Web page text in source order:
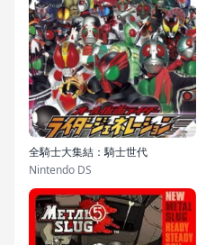
全騎士大集結：騎士世代
Nintendo DS